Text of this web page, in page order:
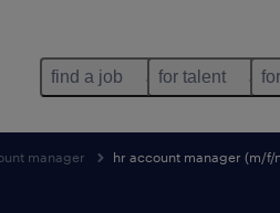
find a job for talent
manager hr account manager (m/f/